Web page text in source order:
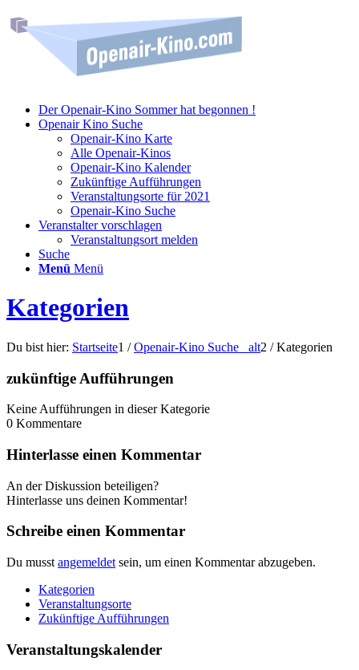
Der Openair-Kino Sommer hat begonnen !
Openair Kino Suche
Openair-Kino Karte
Alle Openair-Kinos
Openair-Kino Kalender
Zukünftige Aufführungen
Veranstaltungsorte für 2021
Openair-Kino Suche
Veranstalter vorschlagen
Veranstaltungsort melden
Suche
Menü Menü
Kategorien
Du bist hier: Startseite1 / Openair-Kino Suche _alt2 / Kategorien
zukünftige Aufführungen
Keine Aufführungen in dieser Kategorie
0 Kommentare
Hinterlasse einen Kommentar
An der Diskussion beteiligen?
Hinterlasse uns deinen Kommentar!
Schreibe einen Kommentar
Du musst angemeldet sein, um einen Kommentar abzugeben.
Kategorien
Veranstaltungsorte
Zukünftige Aufführungen
Veranstaltungskalender